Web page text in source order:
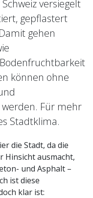
versiegelt
gepflastert
gehen
können ohne
Für mehr
Stadtklima.
die Stadt, da die
Hinsicht ausmacht,
und Asphalt –
ist diese
klar ist: